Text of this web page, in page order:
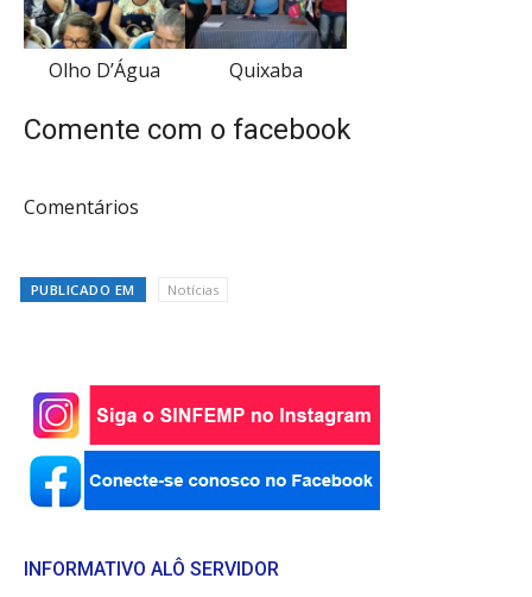
Olho D’Água Quixaba
Comente com o facebook
Comentários
PUBLICADO EM Notícias
INFORMATIVO ALÔ SERVIDOR